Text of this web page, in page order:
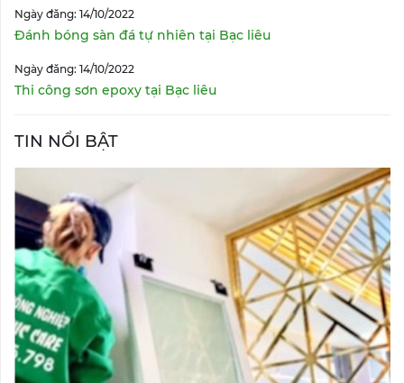
Ngày đăng: 14/10/2022
Đánh bóng sàn đá tự nhiên tại Bạc liêu
Ngày đăng: 14/10/2022
Thi công sơn epoxy tại Bạc liêu
TIN NỔI BẬT